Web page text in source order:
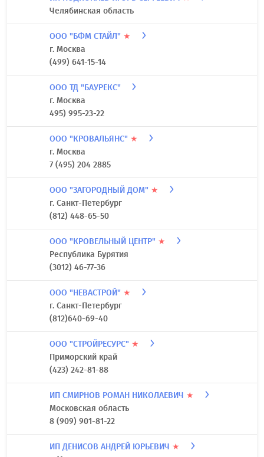
Челябинская область
ООО "БФМ СТАЙЛ" ★
г. Москва
(499) 641-15-14
ООО ТД "БАУРЕКС"
г. Москва
495) 995-23-22
ООО "КРОВАЛЬЯНС" ★
г. Москва
7 (495) 204 2885
ООО "ЗАГОРОДНЫЙ ДОМ" ★
г. Санкт-Петербург
(812) 448-65-50
ООО "КРОВЕЛЬНЫЙ ЦЕНТР" ★
Республика Бурятия
(3012) 46-77-36
ООО "НЕВАСТРОЙ" ★
г. Санкт-Петербург
(812)640-69-40
ООО "СТРОЙРЕСУРС" ★
Приморский край
(423) 242-81-88
ИП СМИРНОВ РОМАН НИКОЛАЕВИЧ ★
Московская область
8 (909) 901-81-22
ИП ДЕНИСОВ АНДРЕЙ ЮРЬЕВИЧ ★